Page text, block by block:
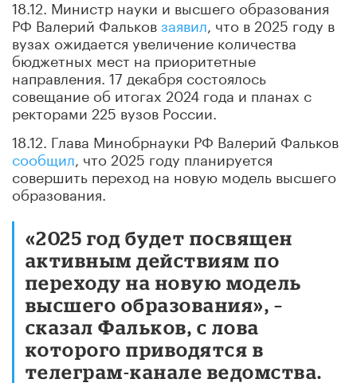
18.12. Министр науки и высшего образования
РФ Валерий Фальковзаявил , что в 2025 году в
вузах ожидается увеличение количества
бюджетных мест на приоритетные
направления. 17 декабря состоялось
совещание об итогах 2024 года и планах с
ректорами 225 вузов России.
18.12. Глава Минобрнауки РФ Валерий Фальков
сообщил , что 2025 году планируется
совершить переход на новую модель высшего
образования.
«2025 год будет посвящен
активным действиям по
переходу на новую модель
высшего образования», –
сказал Фальков, с лова
которого приводятся в
телеграм-канале ведомства.